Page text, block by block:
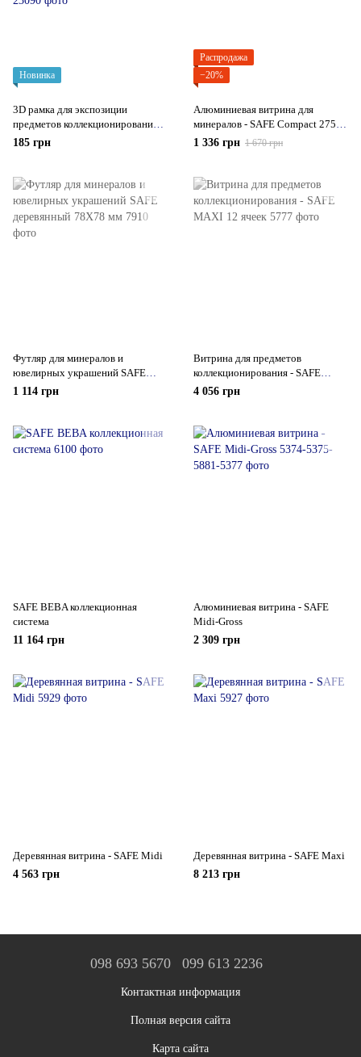
Новинка
3D рамка для экспозиции
предметов коллекционирования -
ALMACS 70Х70 мм
185 грн
Распродажа
−20%
Алюминиевая витрина для
минералов - SAFE Compact 275 Х
57 мм
1 336 грн 1 670 грн
Футляр для минералов и
ювелирных украшений SAFE
деревянный 78Х78 мм
1 114 грн
Витрина для предметов
коллекционирования - SAFE
MAXI 12 ячеек
4 056 грн
SAFE BEBA коллекционная
система
11 164 грн
Алюминиевая витрина - SAFE
Midi-Gross
2 309 грн
Деревянная витрина - SAFE Midi
4 563 грн
Деревянная витрина - SAFE Maxi
8 213 грн
098 693 5670 099 613 2236
Контактная информация
Полная версия сайта
Карта сайта